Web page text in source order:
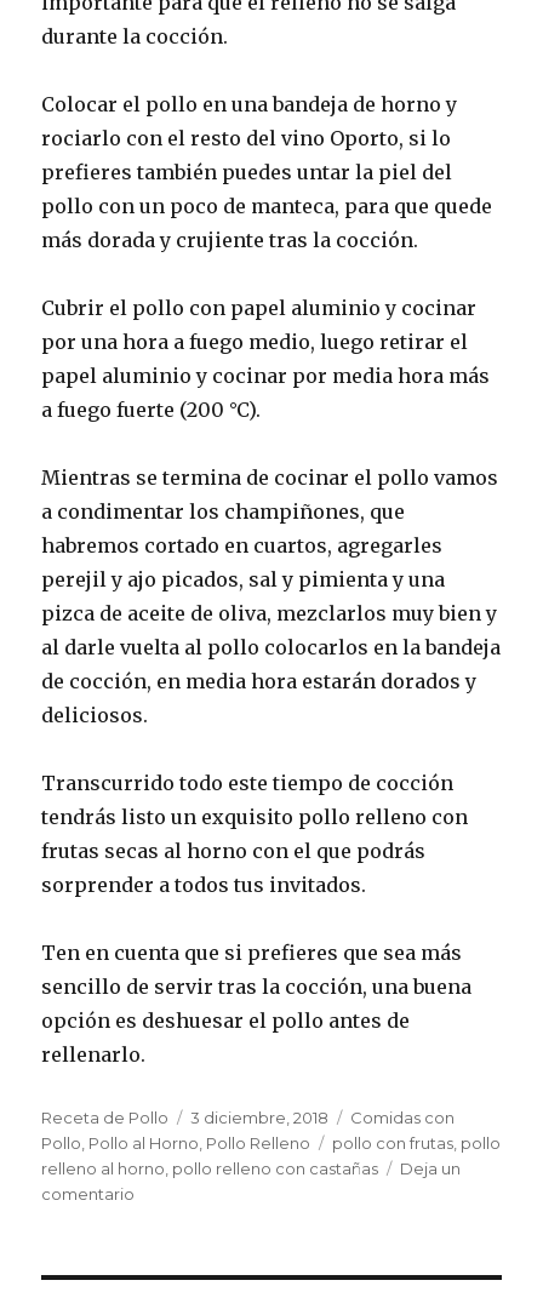
durante la cocción.
Colocar el pollo en una bandeja de horno y
rociarlo con el resto del vino Oporto, si lo
prefieres también puedes untar la piel del
pollo con un poco de manteca, para que quede
más dorada y crujiente tras la cocción.
Cubrir el pollo con papel aluminio y cocinar
por una hora a fuego medio, luego retirar el
papel aluminio y cocinar por media hora más
a fuego fuerte (200 °C).
Mientras se termina de cocinar el pollo vamos
a condimentar los champiñones, que
habremos cortado en cuartos, agregarles
perejil y ajo picados, sal y pimienta y una
pizca de aceite de oliva, mezclarlos muy bien y
al darle vuelta al pollo colocarlos en la bandeja
de cocción, en media hora estarán dorados y
deliciosos.
Transcurrido todo este tiempo de cocción
tendrás listo un exquisito pollo relleno con
frutas secas al horno con el que podrás
sorprender a todos tus invitados.
Ten en cuenta que si prefieres que sea más
sencillo de servir tras la cocción, una buena
opción es deshuesar el pollo antes de
rellenarlo.
Autor
Receta de Pollo
Publicado
el
3 diciembre, 2018 Categorías
Comidas con
Pollo Pollo al Horno Pollo Relleno Etiquetas
pollo con frutas pollo
relleno al horno pollo relleno con castañas
Deja un
comentario